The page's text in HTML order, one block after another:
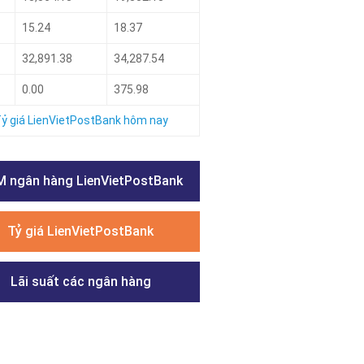
15.24 18.37
32,891.38 34,287.54
0.00 375.98
giá LienVietPostBank hôm nay
ngân hàng LienVietPostBank
Tỷ giá LienVietPostBank
Lãi suất các ngân hàng